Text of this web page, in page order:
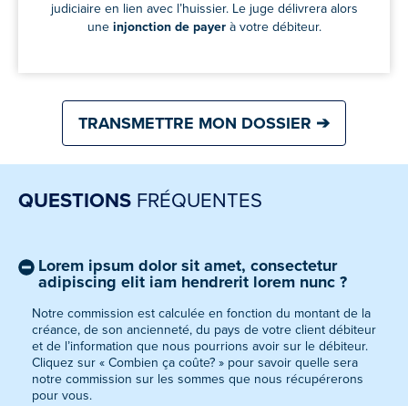
judiciaire en lien avec l’huissier. Le juge délivrera alors
une injonction de payerà votre débiteur.
TRANSMETTRE MON DOSSIER ➔
QUESTIONS FRÉQUENTES
Lorem ipsum dolor sit amet, consectetur
adipiscing elit iam hendrerit lorem nunc ?
Notre commission est calculée en fonction du montant de la
créance, de son ancienneté, du pays de votre client débiteur
et de l’information que nous pourrions avoir sur le débiteur.
Cliquez sur « Combien ça coûte? » pour savoir quelle sera
notre commission sur les sommes que nous récupérerons
pour vous.